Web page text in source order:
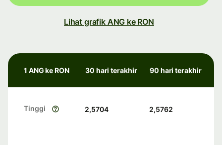
Lihat grafik ANG ke RON
1 ANG ke RON 30 hari terakhir 90 hari terakhir
Tinggi 2,5704 2,5762